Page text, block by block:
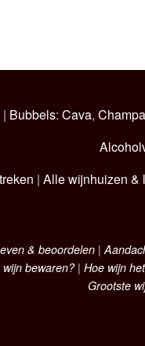
| Bubbels: Cava,
| Alle wijnhuizen &
& beoordelen |
bewaren?| Hoe wijn
Grootste